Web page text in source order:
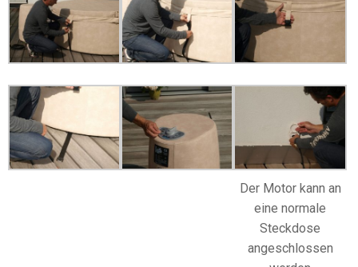
Der Motor kann an
eine normale
Steckdose
angeschlossen